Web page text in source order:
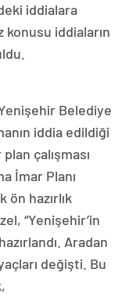
iddialara
konusu iddiaların
Belediye
iddia edildiği
çalışması
İmar Planı
ön hazırlık
“Yenişehir’in
Aradan
değişti. Bu